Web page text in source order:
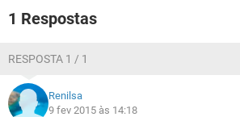
1 Respostas
RESPOSTA 1 / 1
Renilsa
9 fev 2015 às 14:18